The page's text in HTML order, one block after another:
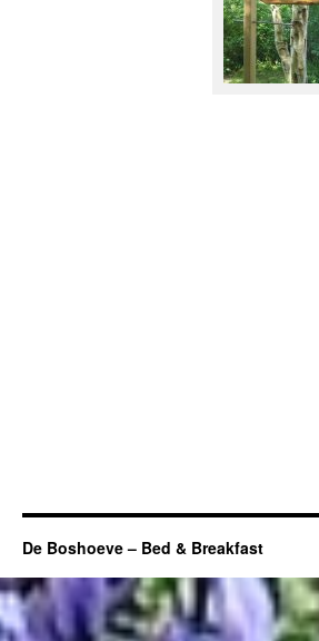
De Boshoeve – Bed & Breakfast